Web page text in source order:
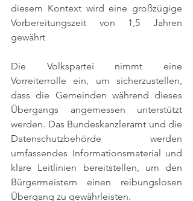
diesem Kontext wird eine großzügige
Vorbereitungszeit von 1,5 Jahren
gewährt
Die Volkspartei nimmt eine
Vorreiterrolle ein, um sicherzustellen,
dass die Gemeinden während dieses
Übergangs angemessen unterstützt
werden. Das Bundeskanzleramt und die
Datenschutzbehörde werden
umfassendes Informationsmaterial und
klare Leitlinien bereitstellen, um den
Bürgermeistern einen reibungslosen
Übergang zu gewährleisten.